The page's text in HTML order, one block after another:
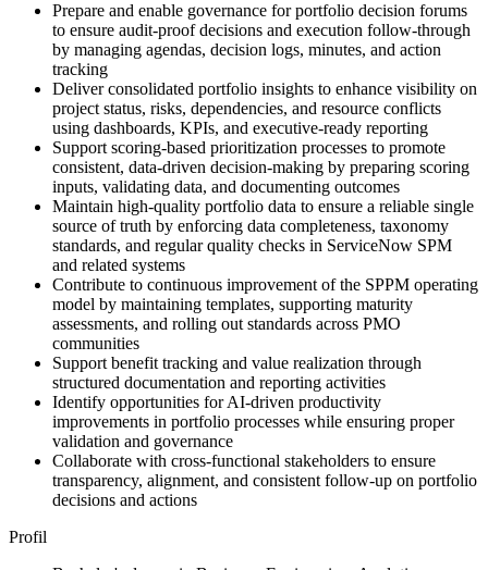
Prepare and enable governance for portfolio decision forums
to ensure audit-proof decisions and execution follow-through
by managing agendas, decision logs, minutes, and action
tracking
Deliver consolidated portfolio insights to enhance visibility on
project status, risks, dependencies, and resource conflicts
using dashboards, KPIs, and executive-ready reporting
Support scoring-based prioritization processes to promote
consistent, data-driven decision-making by preparing scoring
inputs, validating data, and documenting outcomes
Maintain high-quality portfolio data to ensure a reliable single
source of truth by enforcing data completeness, taxonomy
standards, and regular quality checks in ServiceNow SPM
and related systems
Contribute to continuous improvement of the SPPM operating
model by maintaining templates, supporting maturity
assessments, and rolling out standards across PMO
communities
Support benefit tracking and value realization through
structured documentation and reporting activities
Identify opportunities for AI-driven productivity
improvements in portfolio processes while ensuring proper
validation and governance
Collaborate with cross-functional stakeholders to ensure
transparency, alignment, and consistent follow-up on portfolio
decisions and actions
Profil